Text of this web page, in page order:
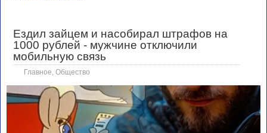
Ездил зайцем и насобирал штрафов на
1000 рублей - мужчине отключили
мобильную связь
Главное Общество